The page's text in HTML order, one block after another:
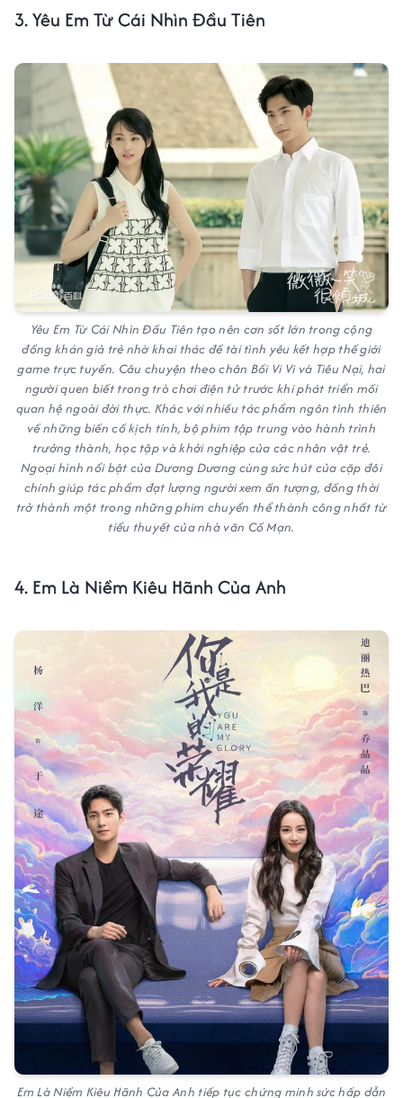
3. Yêu Em Từ Cái Nhìn Đầu Tiên
Yêu Em Từ Cái Nhìn Đầu Tiên tạo nên cơn sốt lớn trong cộng
đồng khán giả trẻ nhờ khai thác đề tài tình yêu kết hợp thế giới
game trực tuyến. Câu chuyện theo chân Bối Vi Vi và Tiêu Nại, hai
người quen biết trong trò chơi điện tử trước khi phát triển mối
quan hệ ngoài đời thực. Khác với nhiều tác phẩm ngôn tình thiên
về những biến cố kịch tính, bộ phim tập trung vào hành trình
trưởng thành, học tập và khởi nghiệp của các nhân vật trẻ.
Ngoại hình nổi bật của Dương Dương cùng sức hút của cặp đôi
chính giúp tác phẩm đạt lượng người xem ấn tượng, đồng thời
trở thành một trong những phim chuyển thể thành công nhất từ
tiểu thuyết của nhà văn Cố Mạn.
4. Em Là Niềm Kiêu Hãnh Của Anh
Em Là Niềm Kiêu Hãnh Của Anh tiếp tục chứng minh sức hấp dẫn